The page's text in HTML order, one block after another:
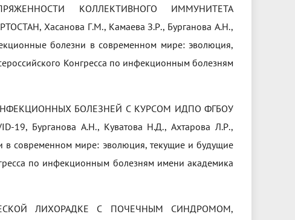
КОЛЛЕКТИВНОГО ИММУНИТЕТА
Хасанова Г.М., Камаева З.Р., Бурганова А.Н.,
болезни в современном мире: эволюция,
Конгресса по инфекционным болезням
БОЛЕЗНЕЙ С КУРСОМ ИДПО ФГБОУ
Бурганова А.Н., Куватова Н.Д., Ахтарова Л.Р.,
современном мире: эволюция, текущие и будущие
по инфекционным болезням имени академика
ЛИХОРАДКЕ С ПОЧЕЧНЫМ СИНДРОМОМ,